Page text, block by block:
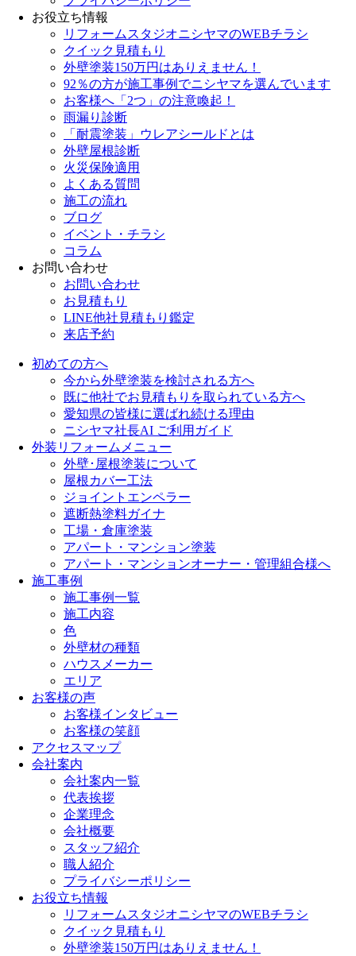
お役立ち情報
リフォームスタジオニシヤマのWEBチラシ
クイック見積もり
外壁塗装150万円はありえません！
92％の方が施工事例でニシヤマを選んでいます
お客様へ「2つ」の注意喚起！
雨漏り診断
「耐震塗装」ウレアシールドとは
外壁屋根診断
火災保険適用
よくある質問
施工の流れ
ブログ
イベント・チラシ
コラム
お問い合わせ
お問い合わせ
お見積もり
LINE他社見積もり鑑定
来店予約
初めての方へ
今から外壁塗装を検討される方へ
既に他社でお見積もりを取られている方へ
愛知県の皆様に選ばれ続ける理由
ニシヤマ社長AI ご利用ガイド
外装リフォームメニュー
外壁･屋根塗装について
屋根カバー工法
ジョイントエンペラー
遮断熱塗料ガイナ
工場・倉庫塗装
アパート・マンション塗装
アパート・マンションオーナー・管理組合様へ
施工事例
施工事例一覧
施工内容
色
外壁材の種類
ハウスメーカー
エリア
お客様の声
お客様インタビュー
お客様の笑顔
アクセスマップ
会社案内
会社案内一覧
代表挨拶
企業理念
会社概要
スタッフ紹介
職人紹介
プライバシーポリシー
お役立ち情報
リフォームスタジオニシヤマのWEBチラシ
クイック見積もり
外壁塗装150万円はありえません！